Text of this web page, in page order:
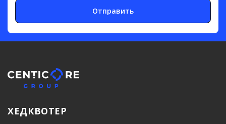
Отправить
ХЕДКВОТЕР